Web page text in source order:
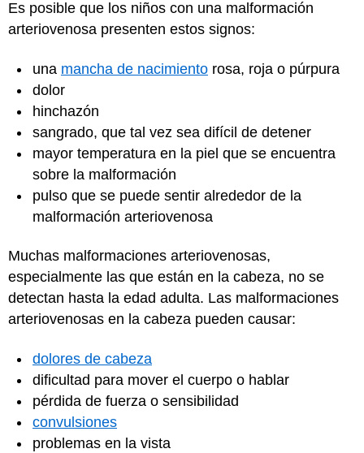
Es posible que los niños con una malformación
arteriovenosa presenten estos signos:
una mancha de nacimiento rosa, roja o púrpura
dolor
hinchazón
sangrado, que tal vez sea difícil de detener
mayor temperatura en la piel que se encuentra
sobre la malformación
pulso que se puede sentir alrededor de la
malformación arteriovenosa
Muchas malformaciones arteriovenosas,
especialmente las que están en la cabeza, no se
detectan hasta la edad adulta. Las malformaciones
arteriovenosas en la cabeza pueden causar:
dolores de cabeza
dificultad para mover el cuerpo o hablar
pérdida de fuerza o sensibilidad
convulsiones
problemas en la vista